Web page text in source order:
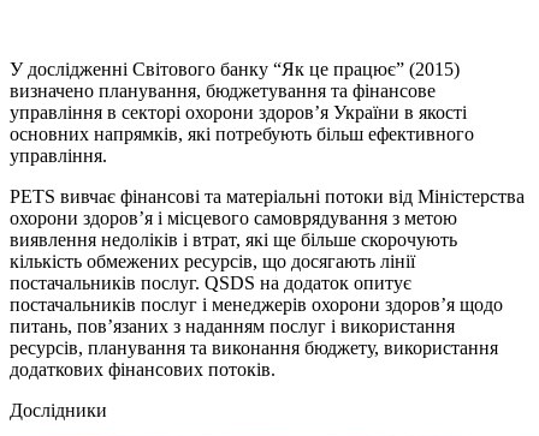
У дослідженні Світового банку “Як це працює” (2015)
визначено планування, бюджетування та фінансове
управління в секторі охорони здоров’я України в якості
основних напрямків, які потребують більш ефективного
управління.
PETS вивчає фінансові та матеріальні потоки від Міністерства
охорони здоров’я і місцевого самоврядування з метою
виявлення недоліків і втрат, які ще більше скорочують
кількість обмежених ресурсів, що досягають лінії
постачальників послуг. QSDS на додаток опитує
постачальників послуг і менеджерів охорони здоров’я щодо
питань, пов’язаних з наданням послуг і використання
ресурсів, планування та виконання бюджету, використання
додаткових фінансових потоків.
Дослідники